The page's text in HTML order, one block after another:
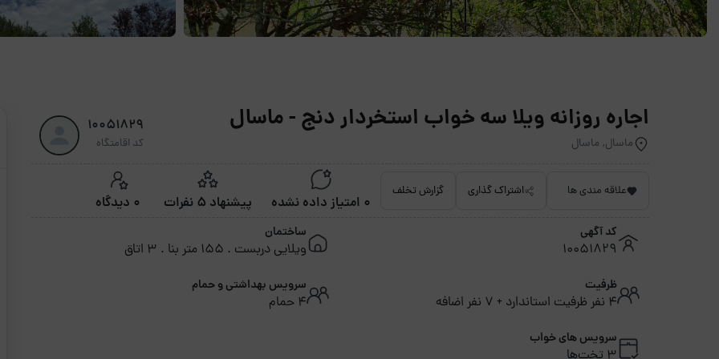
اجاره روزانه ویلا سه خواب استخردار دنج - ماسال
ماسال, ماسال
10051829
کد اقامتگاه
علاقه مندی ها اشتراک گذاری گزارش تخلف
0 امتیاز داده نشده پیشنهاد 5 نفرات 0 دیدگاه
کد آگهی
10051829
ساختمان
ویلایی دربست . 155 متر بنا . 3 اتاق
ظرفیت
4 نفر ظرفیت استاندارد + 7 نفر اضافه
سرویس بهداشتی و حمام
4 حمام
سرویس های خواب